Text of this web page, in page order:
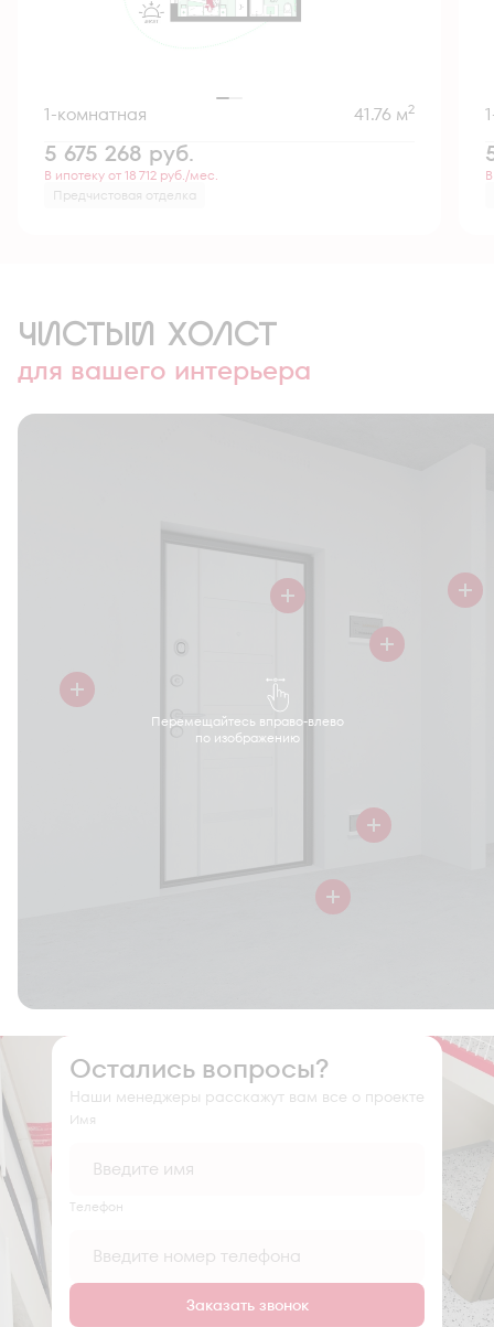
1-комнатная 41.76 м2
5 675 268 руб.
В ипотеку от 18 712 руб./мес.
Предчистовая отделка
ЧИСТЫЙ ХОЛСТ
для вашего интерьера
Перемещайтесь вправо-влево
по изображению
Остались вопросы?
Наши менеджеры расскажут вам все о проекте
Имя
Tелефон
Заказать звонок